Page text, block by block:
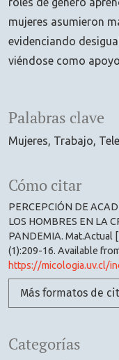
Palabras clave
Mujeres Trabajo
Categorías
Cómo citar
PERCEPCIÓN DE
LOS HOMBRES EN LA
PANDEMIA. Mat.Actual
(1):209-16. Available
https://micologia.uv.cl/
Más formatos de
mujeres asumieron
evidenciando
viéndose como